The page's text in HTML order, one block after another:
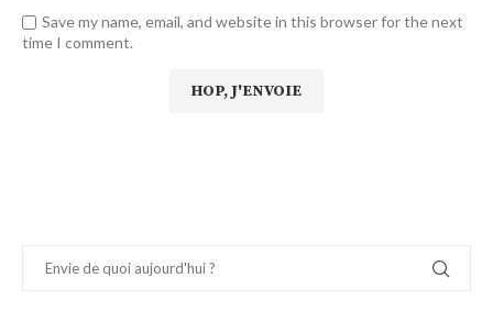
Save my name, email, and website in this browser for the next
time I comment.